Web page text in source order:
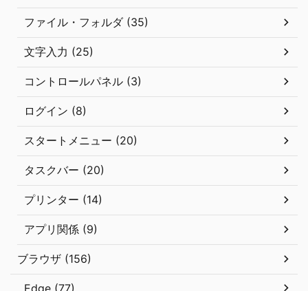
ファイル・フォルダ (35)
文字入力 (25)
コントロールパネル (3)
ログイン (8)
スタートメニュー (20)
タスクバー (20)
プリンター (14)
アプリ関係 (9)
ブラウザ (156)
Edge (77)